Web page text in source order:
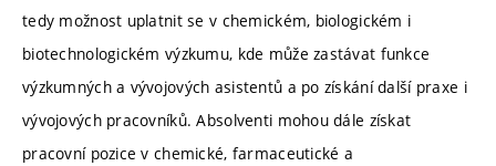
tedy možnost uplatnit se v chemickém, biologickém i
biotechnologickém výzkumu, kde může zastávat funkce
výzkumných a vývojových asistentů a po získání další praxe i
vývojových pracovníků. Absolventi mohou dále získat
pracovní pozice v chemické, farmaceutické a